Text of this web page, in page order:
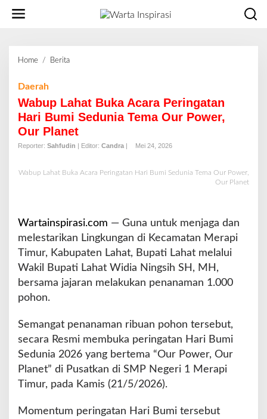
Home / Berita
p
L
a
h
t
A
c
a
P
i
a
t
a
Daerah
Wabup Lahat Buka Acara Peringatan
Hari Bumi Sedunia Tema Our Power,
Our Planet
Reporter: Sahfudin | Editor: Candra | Mei 24, 2026
Wabup Lahat Buka Acara Peringatan Hari Bumi Sedunia Tema Our Power,
Our Planet
Wartainspirasi.com — Guna untuk menjaga dan
melestarikan Lingkungan di Kecamatan Merapi
Timur, Kabupaten Lahat, Bupati Lahat melalui
Wakil Bupati Lahat Widia Ningsih SH, MH,
bersama jajaran melakukan penanaman 1.000
pohon.
Semangat penanaman ribuan pohon tersebut,
secara Resmi membuka peringatan Hari Bumi
Sedunia 2026 yang bertema “Our Power, Our
Planet” di Pusatkan di SMP Negeri 1 Merapi
Timur, pada Kamis (21/5/2026).
Momentum peringatan Hari Bumi tersebut